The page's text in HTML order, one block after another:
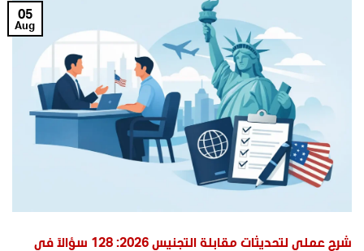
05
Aug
شرح عملي لتحديثات مقابلة التجنيس 2026: 128 سؤالاً في